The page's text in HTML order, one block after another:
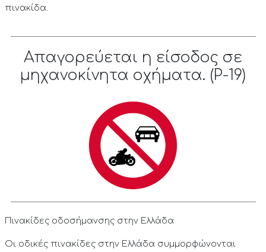
πινακίδα.
Απαγορεύεται η είσοδος σε
μηχανοκίνητα οχήματα. (P-19)
Πινακίδες οδοσήμανσης στην Ελλάδα
Οι οδικές πινακίδες στην Ελλάδα συμμορφώνονται